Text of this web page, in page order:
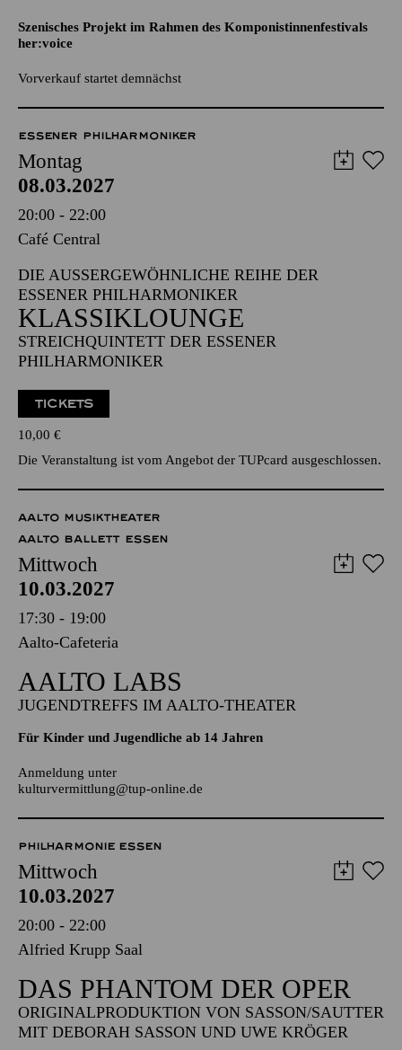
SUSANNA, JUDITH AND THE
UGLY BASTARDS
Szenisches Projekt im Rahmen des Komponistinnenfestivals
Vorverkauf startet demnächst
ESSENER PHILHARMONIKER
Montag
08.03.2027
20:00 - 22:00
Café Central
DIE AUSSERGEWÖHNLICHE REIHE DER E
SSENER PHILHARMONIKER
KLASSIKLOUNGE
STREICHQUINTETT DER ESSENER
PHILHARMONIKER
TICKETS
10,00€
Die Veranstaltung ist vom Angebot der TUPcard ausgeschlossen.
AALTO MUSIKTHEATER
AALTO BALLETT ESSEN
Mittwoch
10.03.2027
17:30 - 19:00
Aalto-Cafeteria
AALTO LABS
Für Kinder und Jugendliche ab 14 Jahren
kulturvermittlung@tup-online.de
PHILHARMONIE ESSEN
Mittwoch
10.03.2027
20:00 - 22:00
Alfried Krupp Saal
DAS PHANTOM DER OPER